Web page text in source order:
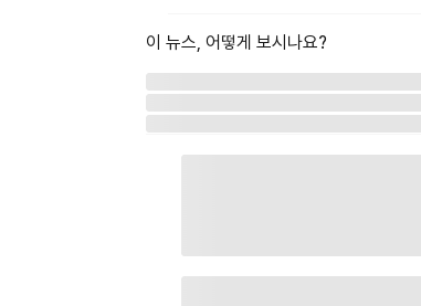
이 뉴스, 어떻게 보시나요?